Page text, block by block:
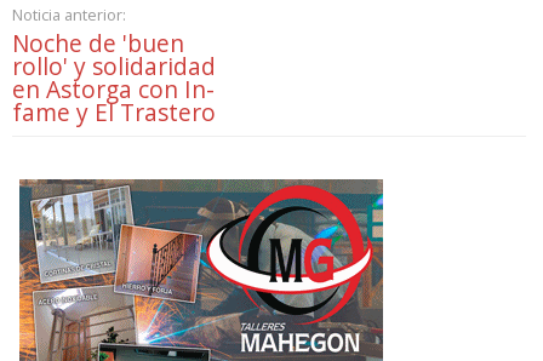
Noticia anterior:
Noche de 'buen
rollo' y solidaridad
en Astorga con In-
fame y El Trastero